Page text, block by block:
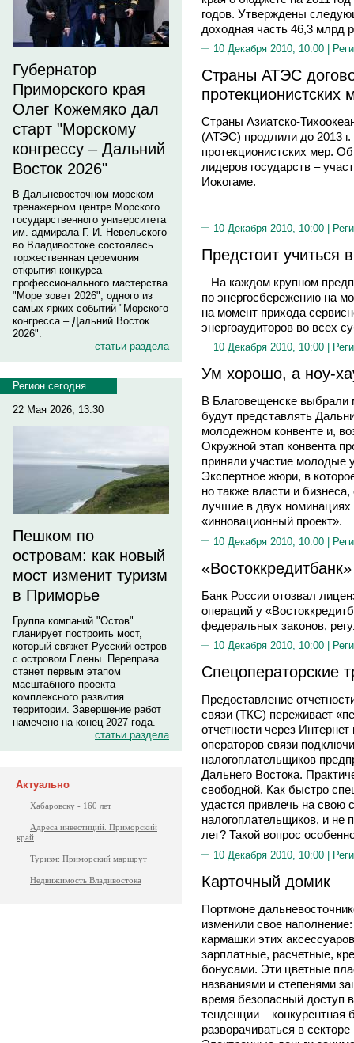
Губернатор
Приморского края
Олег Кожемяко дал
старт "Морскому
конгрессу – Дальний
Восток 2026"
В Дальневосточном морском
тренажерном центре Морского
государственного университета
им. адмирала Г. И. Невельского
во Владивостоке состоялась
торжественная церемония
открытия конкурса
профессионального мастерства
"Море зовет 2026", одного из
самых ярких событий "Морского
конгресса – Дальний Восток
2026".
статьи раздела
Регион сегодня
22 Мая 2026, 13:30
Пешком по
островам: как новый
мост изменит туризм
в Приморье
Группа компаний "Остов"
планирует построить мост,
который свяжет Русский остров
с островом Елены. Переправа
станет первым этапом
масштабного проекта
комплексного развития
территории. Завершение работ
намечено на конец 2027 года.
статьи раздела
Актуально
Хабаровску - 160 лет
Адреса инвестиций. Приморский
край
Туризм: Приморский маршрут
Недвижимость Владивостока
годов. Утверждены
доходная часть 46,3 млрд
10 Декабря 2010, 10:00 |
Страны АТЭС
протекционистских
Страны Азиатско-
(АТЭС) продлили до 2013 г.
протекционистских мер.
лидеров государств –
Иокогаме.
10 Декабря 2010, 10:00 |
Предстоит учиться
– На каждом крупном
по энергосбережению на
на момент прихода
энергоаудиторов во всех
10 Декабря 2010, 10:00 |
Ум хорошо, а ноу-
В Благовещенске выбрали
будут представлять
молодежном конвенте и,
Окружной этап конвента
приняли участие молодые
Экспертное жюри, в
но также власти и
лучшие в двух номинациях
«инновационный проект».
10 Декабря 2010, 10:00 |
Банк России отозвал
операций у
федеральных законов,
10 Декабря 2010, 10:00 |
Спецоператорские
Предоставление
связи (ТКС) переживает
отчетности через
операторов связи
налогоплательщиков
Дальнего Востока.
свободной. Как быстро
удастся привлечь на свою
налогоплательщиков, и не
лет? Такой вопрос
10 Декабря 2010, 10:00 |
Карточный домик
Портмоне
изменили свое
кармашки этих
зарплатные, расчетные,
бонусами. Эти цветные
названиями и степенями
время безопасный доступ
тенденции – конкурентная
разворачиваться в